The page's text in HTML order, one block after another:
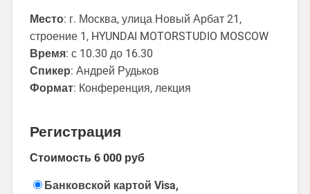
Место: г. Москва, улица Новый Арбат 21,
строение 1, HYUNDAI MOTORSTUDIO MOSCOW
Время: с 10.30 до 16.30
Спикер: Андрей Рудьков
Формат: Конференция, лекция
Регистрация
Стоимость 6 000 руб
Банковской картой Visa,